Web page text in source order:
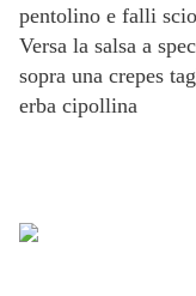
pentolino e falli
Versa la salsa a
sopra una crepes
erba cipollina